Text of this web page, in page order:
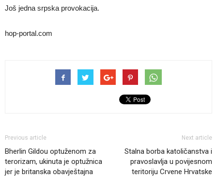
Još jedna srpska provokacija.
hop-portal.com
Previous article
Bherlin Gildou optuženom za
terorizam, ukinuta je optužnica
jer je britanska obavještajna
Next article
Stalna borba katoličanstva i
pravoslavlja u povijesnom
teritoriju Crvene Hrvatske